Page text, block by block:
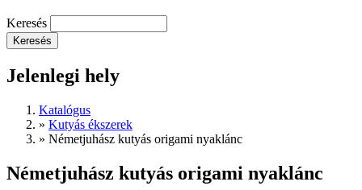
Keresés
Jelenlegi hely
Katalógus
» Kutyás ékszerek
» Németjuhász kutyás origami nyaklánc
Németjuhász kutyás origami nyaklánc